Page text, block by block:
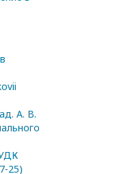
А. В.
25)